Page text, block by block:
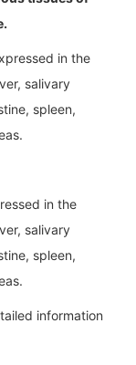
in the
salivary
spleen,
in the
salivary
spleen,
information